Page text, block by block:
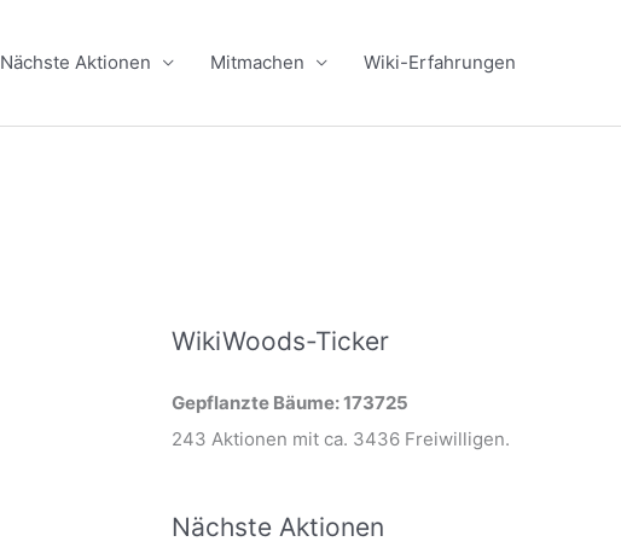
Nächste Aktionen Mitmachen Wiki-Erfahrungen
WikiWoods-Ticker
Gepflanzte Bäume: 173725
243 Aktionen mit ca. 3436 Freiwilligen.
Nächste Aktionen